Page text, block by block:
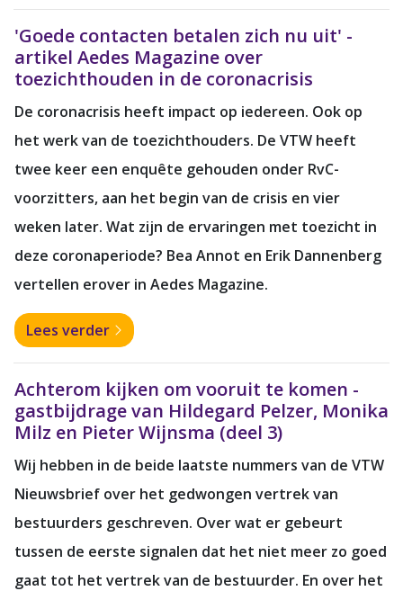
'Goede contacten betalen zich nu uit' -
artikel Aedes Magazine over
toezichthouden in de coronacrisis
De coronacrisis heeft impact op iedereen. Ook op
het werk van de toezichthouders. De VTW heeft
twee keer een enquête gehouden onder RvC-
voorzitters, aan het begin van de crisis en vier
weken later. Wat zijn de ervaringen met toezicht in
deze coronaperiode? Bea Annot en Erik Dannenberg
vertellen erover in Aedes Magazine.
Lees verder
Achterom kijken om vooruit te komen -
gastbijdrage van Hildegard Pelzer, Monika
Milz en Pieter Wijnsma (deel 3)
Wij hebben in de beide laatste nummers van de VTW
Nieuwsbrief over het gedwongen vertrek van
bestuurders geschreven. Over wat er gebeurt
tussen de eerste signalen dat het niet meer zo goed
gaat tot het vertrek van de bestuurder. En over het